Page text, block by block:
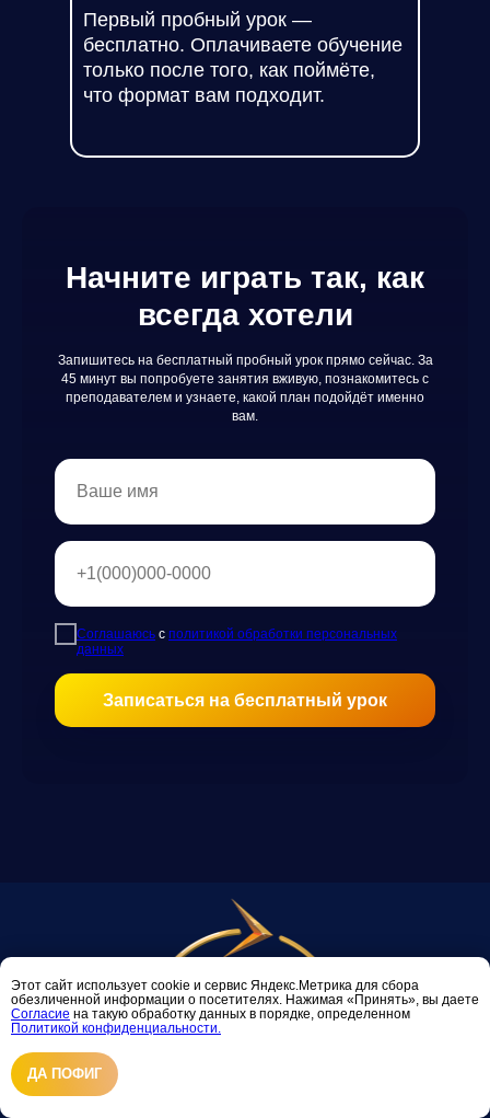
Первый пробный урок —
бесплатно. Оплачиваете обучение
только после того, как поймёте,
что формат вам подходит.
Начните играть так, как
всегда хотели
Запишитесь на бесплатный пробный урок прямо сейчас. За
45 минут вы попробуете занятия вживую, познакомитесь с
преподавателем и узнаете, какой план подойдёт именно
вам.
Соглашаюсь с политикой обработки персональных
данных
Записаться на бесплатный урок
Этот сайт использует cookie и сервис Яндекс.Метрика для сбора
обезличенной информации о посетителях. Нажимая «Принять», вы даете
Cогласие на такую обработку данных в порядке, определенном
Политикой конфиденциальности.
ДА ПОФИГ